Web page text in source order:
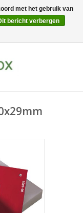
0 Artikelen - €0,00
met het gebruik van
bericht verbergen